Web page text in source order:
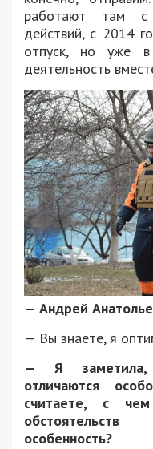
работают там с
действий, с 2014
отпуск, но уже
деятельность
— Андрей
— Вы знаете, я
— Я заметила,
отличаются
считаете, с
особенность?